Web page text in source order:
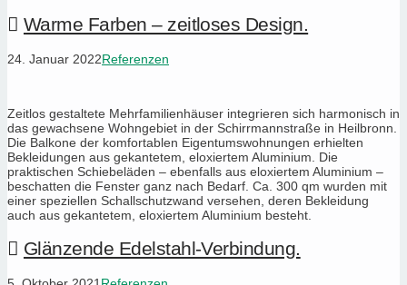
Warme Farben – zeitloses Design.
24. Januar 2022Referenzen
Zeitlos gestaltete Mehrfamilienhäuser integrieren sich harmonisch in
das gewachsene Wohngebiet in der Schirrmannstraße in Heilbronn.
Die Balkone der komfortablen Eigentumswohnungen erhielten
Bekleidungen aus gekantetem, eloxiertem Aluminium. Die
praktischen Schiebeläden – ebenfalls aus eloxiertem Aluminium –
beschatten die Fenster ganz nach Bedarf. Ca. 300 qm wurden mit
einer speziellen Schallschutzwand versehen, deren Bekleidung
auch aus gekantetem, eloxiertem Aluminium besteht.
Glänzende Edelstahl-Verbindung.